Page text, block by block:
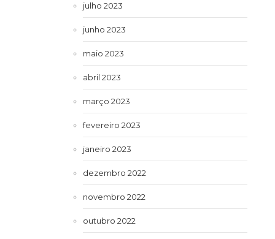
julho 2023
junho 2023
maio 2023
abril 2023
março 2023
fevereiro 2023
janeiro 2023
dezembro 2022
novembro 2022
outubro 2022